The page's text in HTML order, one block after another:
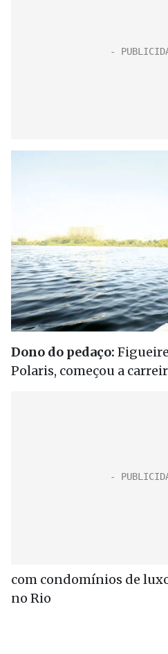
Dono do pedaço:
Polaris, começou a
com condomínios de
no Rio